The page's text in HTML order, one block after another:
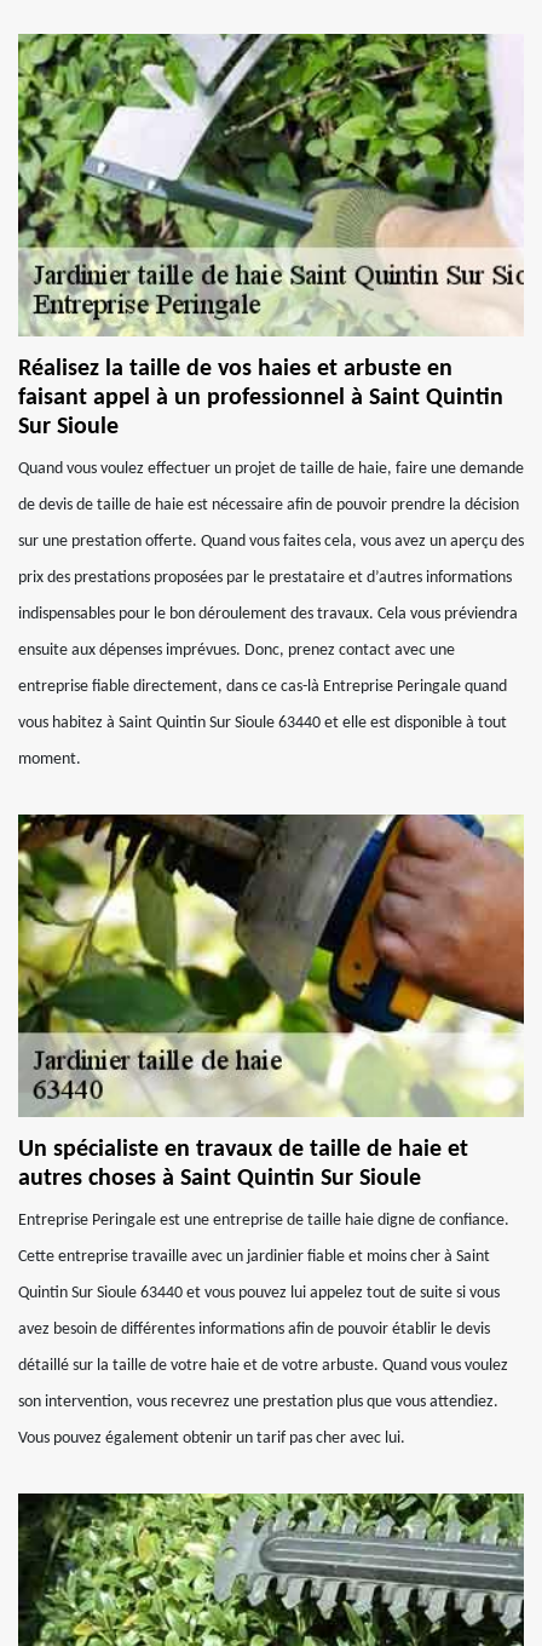
Réalisez la taille de vos haies et arbuste en
faisant appel à un professionnel à Saint Quintin
Sur Sioule
Quand vous voulez effectuer un projet de taille de haie, faire une demande
de devis de taille de haie est nécessaire afin de pouvoir prendre la décision
sur une prestation offerte. Quand vous faites cela, vous avez un aperçu des
prix des prestations proposées par le prestataire et d’autres informations
indispensables pour le bon déroulement des travaux. Cela vous préviendra
ensuite aux dépenses imprévues. Donc, prenez contact avec une
entreprise fiable directement, dans ce cas-là Entreprise Peringale quand
vous habitez à Saint Quintin Sur Sioule 63440 et elle est disponible à tout
moment.
Un spécialiste en travaux de taille de haie et
autres choses à Saint Quintin Sur Sioule
Entreprise Peringale est une entreprise de taille haie digne de confiance.
Cette entreprise travaille avec un jardinier fiable et moins cher à Saint
Quintin Sur Sioule 63440 et vous pouvez lui appelez tout de suite si vous
avez besoin de différentes informations afin de pouvoir établir le devis
détaillé sur la taille de votre haie et de votre arbuste. Quand vous voulez
son intervention, vous recevrez une prestation plus que vous attendiez.
Vous pouvez également obtenir un tarif pas cher avec lui.